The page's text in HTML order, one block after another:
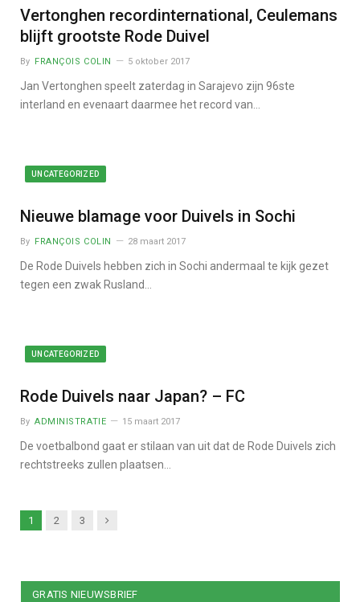
Vertonghen recordinternational, Ceulemans
blijft grootste Rode Duivel
By FRANÇOIS COLIN 5 oktober 2017
Jan Vertonghen speelt zaterdag in Sarajevo zijn 96ste
interland en evenaart daarmee het record van…
UNCATEGORIZED
Nieuwe blamage voor Duivels in Sochi
By FRANÇOIS COLIN 28 maart 2017
De Rode Duivels hebben zich in Sochi andermaal te kijk gezet
tegen een zwak Rusland…
UNCATEGORIZED
Rode Duivels naar Japan? – FC
By ADMINISTRATIE 15 maart 2017
De voetbalbond gaat er stilaan van uit dat de Rode Duivels zich
rechtstreeks zullen plaatsen…
1 2 3 Next
GRATIS NIEUWSBRIEF